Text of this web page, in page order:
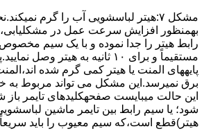
مشکل ۷:ﻫﯿﺘﺮ لباسشویی آب را ﮔﺮم
بهمنظور اﻓﺰاﯾﺶ ﺳﺮﻋﺖ ﻋﻤﻞ در
مستقیماً و برای ۱۰ ﺛﺎﻧﯿﻪ ﺑﻪ ﻫﯿﺘﺮ
پایههای اﻟﻤﻨﺖ یا هیتر کمی ﮔﺮم ﺷﺪه
ﺑﺮق نمیرسد.اﯾﻦ ﻣﺸﮑﻞ می تواند مربوط به
این حالت میبایست صفحهکلیدهای ﺗﺎﯾﻤﺮ
شود؛ ﯾﺎ ﺳﯿﻢ راﺑﻂ ﺑﯿﻦ ﺗﺎﯾﻤﺮ ماشین
ﻫﯿﺘﺮ)ﻗﻄﻊ اﺳﺖ،ﮐﻪ ﺳﯿﻢ ﻣﻌﯿﻮب را ﺑﺎﯾﺪ